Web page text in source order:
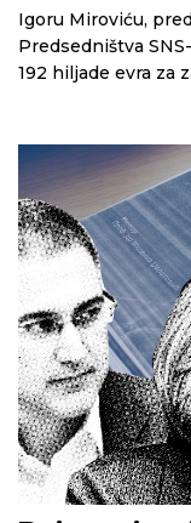
Igoru Miroviću,
Predsedništva
192 hiljade evra za
čitavog posla
postupak. CINS
prilikom zakupa
javne nabavke.